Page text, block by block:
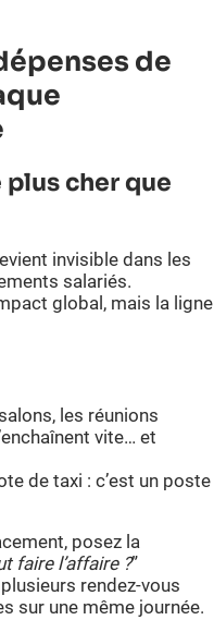
de
cher que
invisible dans les
salariés.
global, mais la ligne
les réunions
vite… et
de taxi : c’est un poste
posez la
faire l’affaire ?”
rendez-vous
sur une même journée.